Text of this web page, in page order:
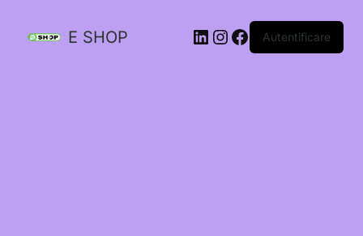
E SHOP Autentificare